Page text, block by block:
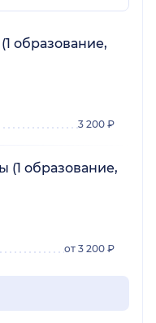
образование,
3 200 ₽
образование,
от 3 200 ₽